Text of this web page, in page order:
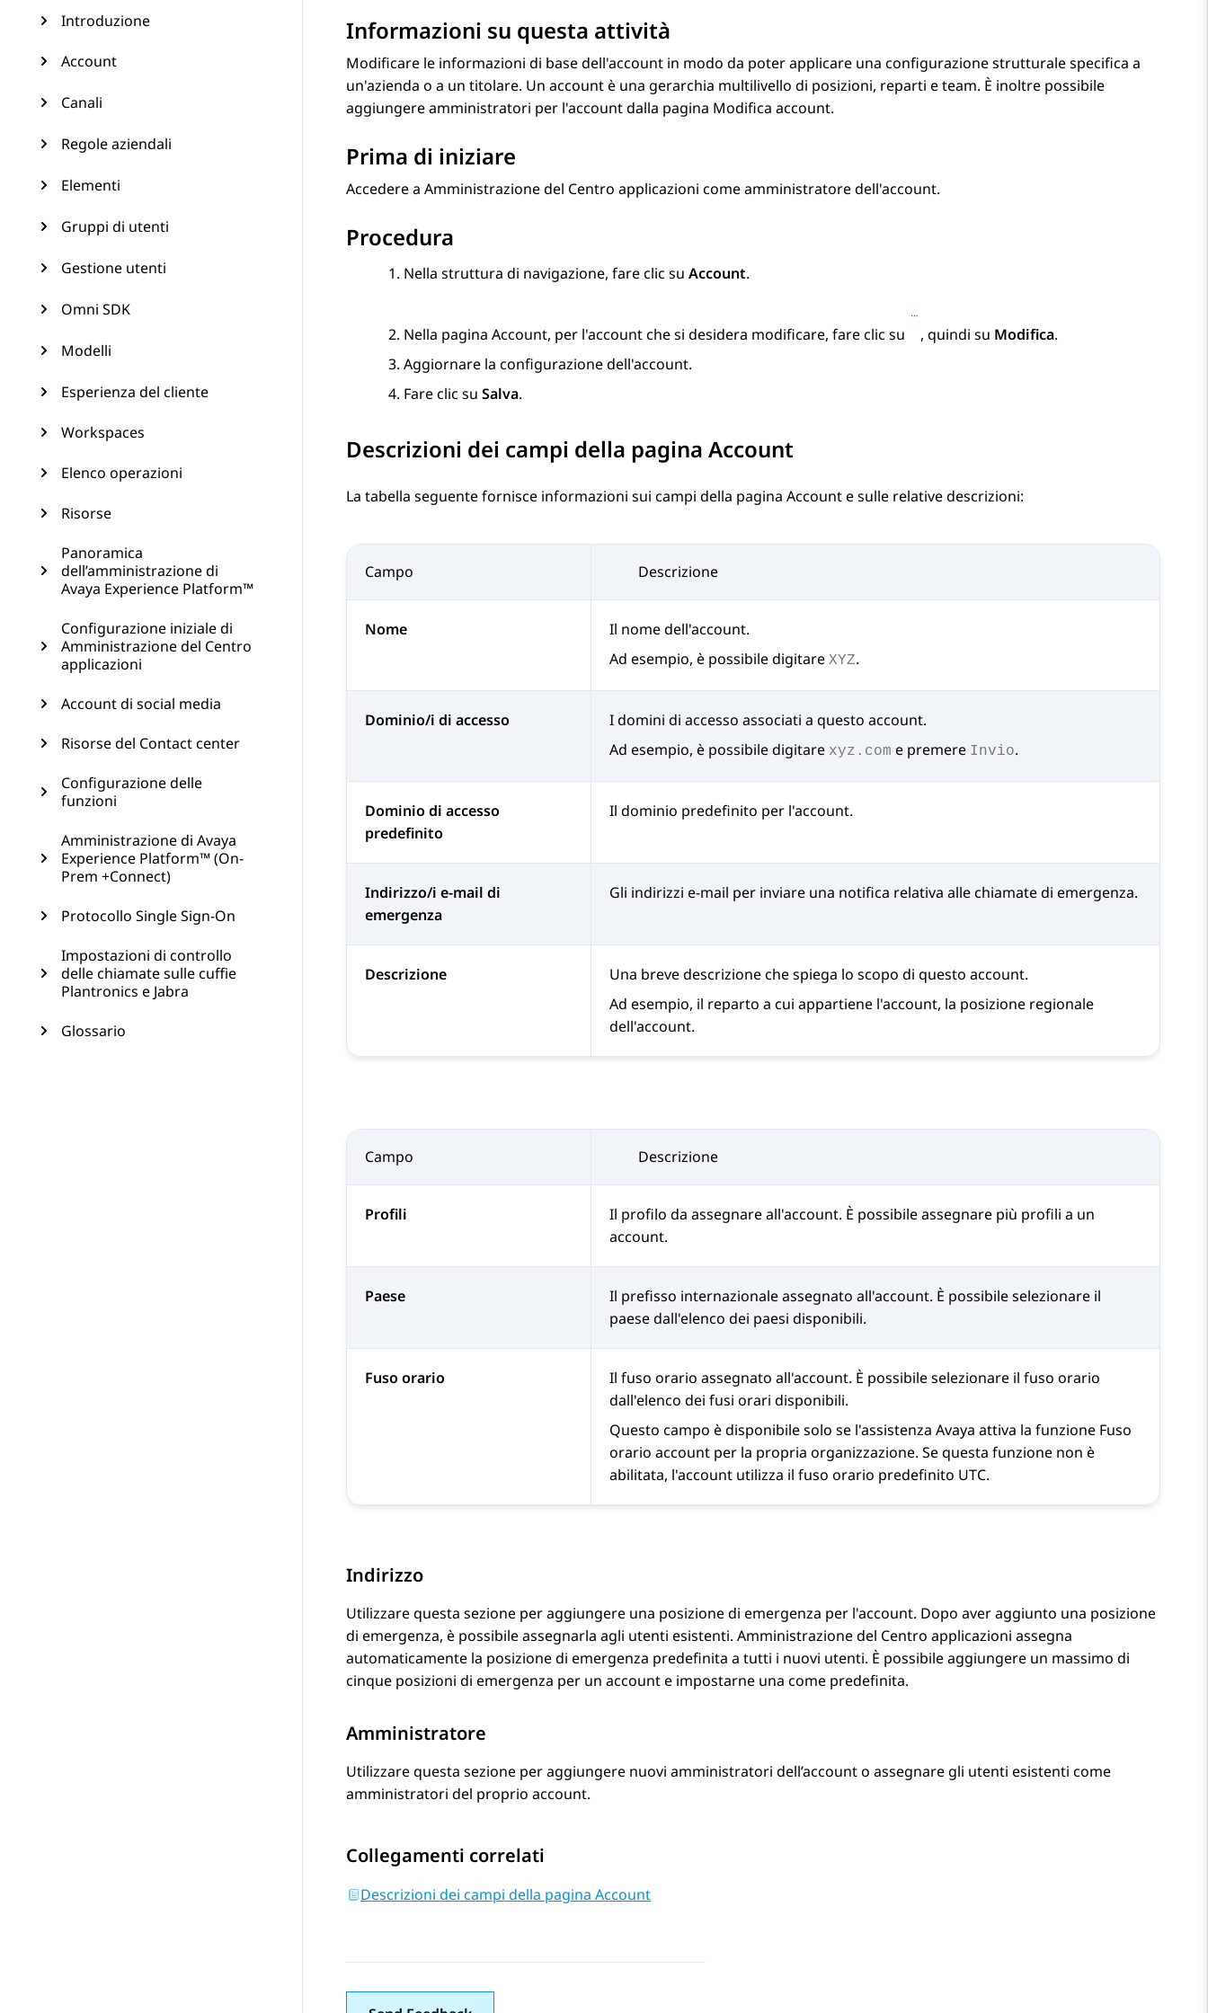
Introduzione
Account
Canali
Regole aziendali
Elementi
Gruppi di utenti
Gestione utenti
Omni SDK
Modelli
Esperienza del cliente
Workspaces
Elenco operazioni
Risorse
Panoramica
dell’amministrazione di
Avaya Experience Platform™
Configurazione iniziale di
Amministrazione del Centro
applicazioni
Account di social media
Risorse del Contact center
Configurazione delle
funzioni
Amministrazione di Avaya
Experience Platform™ (On-
Prem +Connect)
Protocollo Single Sign-On
Impostazioni di controllo
delle chiamate sulle cuffie
Plantronics e Jabra
Glossario
Informazioni su questa attività
Modificare le informazioni di base dell'account in modo da poter applicare una configurazione strutturale specifica a
un'azienda o a un titolare. Un account è una gerarchia multilivello di posizioni, reparti e team. È inoltre possibile
aggiungere amministratori per l'account dalla pagina Modifica account.
Prima di iniziare
Accedere a Amministrazione del Centro applicazioni come amministratore dell'account.
Procedura
Nella struttura di navigazione, fare clic su Account.
Nella pagina Account, per l'account che si desidera modificare, fare clic su , quindi su Modifica.
Aggiornare la configurazione dell'account.
Fare clic su Salva.
Descrizioni dei campi della pagina Account
La tabella seguente fornisce informazioni sui campi della pagina Accounte sulle relative descrizioni:
Campo Descrizione
Nome
Il nome dell'account.
Ad esempio, è possibile digitare XYZ.
Dominio/i di accesso
I domini di accesso associati a questo account.
Ad esempio, è possibile digitare xyz.com e premere Invio.
Dominio di accesso
predefinito
Il dominio predefinito per l'account.
Indirizzo/i e-mail di
emergenza
Gli indirizzi e-mail per inviare una notifica relativa alle chiamate di emergenza.
Descrizione
Una breve descrizione che spiega lo scopo di questo account.
Ad esempio, il reparto a cui appartiene l'account, la posizione regionale
dell'account.
Campo Descrizione
Profili
Il profilo da assegnare all'account. È possibile assegnare più profili a un
account.
Paese
Il prefisso internazionale assegnato all'account. È possibile selezionare il
paese dall'elenco dei paesi disponibili.
Fuso orario
Il fuso orario assegnato all'account. È possibile selezionare il fuso orario
dall'elenco dei fusi orari disponibili.
Questo campo è disponibile solo se l'assistenza Avaya attiva la funzione Fuso
orario account per la propria organizzazione. Se questa funzione non è
abilitata, l'account utilizza il fuso orario predefinito UTC.
Indirizzo
Utilizzare questa sezione per aggiungere una posizione di emergenza per l'account. Dopo aver aggiunto una posizione
di emergenza, è possibile assegnarla agli utenti esistenti. Amministrazione del Centro applicazioni assegna
automaticamente la posizione di emergenza predefinita a tutti i nuovi utenti. È possibile aggiungere un massimo di
cinque posizioni di emergenza per un account e impostarne una come predefinita.
Amministratore
Utilizzare questa sezione per aggiungere nuovi amministratori dell’account o assegnare gli utenti esistenti come
amministratori del proprio account.
Collegamenti correlati
Descrizioni dei campi della pagina Account